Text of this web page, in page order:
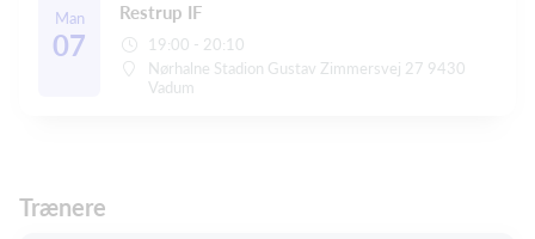
Man
07
Restrup IF
19:00 - 20:10
Nørhalne Stadion Gustav Zimmersvej 27 9430
Vadum
Trænere